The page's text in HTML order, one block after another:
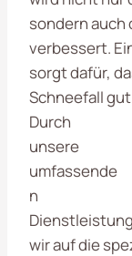
sondern auch
verbessert.
sorgt dafür,
Schneefall
Durch
unsere
umfassende
n
wir auf die